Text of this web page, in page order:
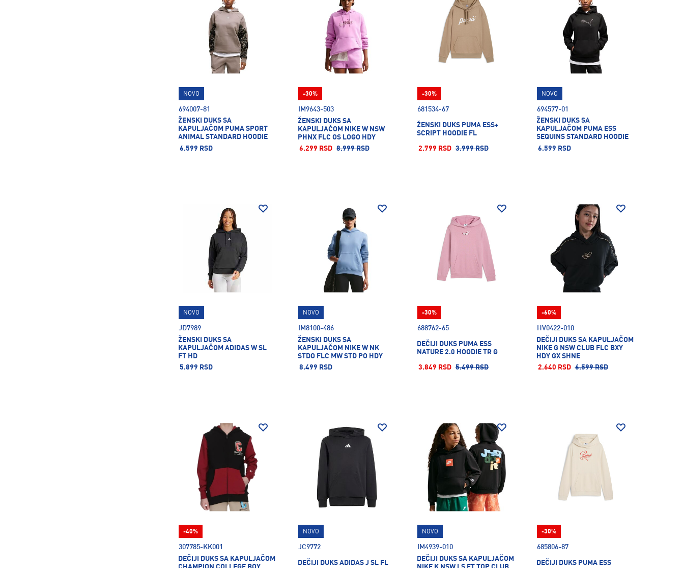
694007-81
ŽENSKI DUKS SA
KAPULJAČOM PUMA SPORT
ANIMAL STANDARD HOODIE
FL
6.599 RSD
NOVO
IM9643-503
ŽENSKI DUKS SA
KAPULJAČOM NIKE W NSW
PHNX FLC OS LOGO HDY
6.299 RSD 8.999 RSD
-30%
681534-67
ŽENSKI DUKS PUMA ESS+
SCRIPT HOODIE FL
2.799 RSD 3.999 RSD
-30%
694577-01
ŽENSKI DUKS SA
KAPULJAČOM PUMA ESS
SEQUINS STANDARD HOODIE
FL
6.599 RSD
NOVO
JD7989
ŽENSKI DUKS SA
KAPULJAČOM ADIDAS W SL
FT HD
5.899 RSD
NOVO
IM8100-486
ŽENSKI DUKS SA
KAPULJAČOM NIKE W NK
STDO FLC MW STD PO HDY
8.499 RSD
NOVO
688762-65
DEČIJI DUKS PUMA ESS
NATURE 2.0 HOODIE TR G
3.849 RSD 5.499 RSD
-30%
HV0422-010
DEČIJI DUKS SA KAPULJAČOM
NIKE G NSW CLUB FLC BXY
HDY GX SHNE
2.640 RSD 6.599 RSD
-60%
307785-KK001
DEČIJI DUKS SA KAPULJAČOM
-40%
JC9772
DEČIJI DUKS ADIDAS J SL FL
NOVO
IM4939-010
DEČIJI DUKS SA KAPULJAČOM
NOVO
685806-87
DEČIJI DUKS PUMA ESS
-30%